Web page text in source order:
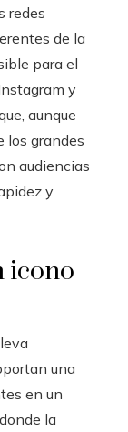
redes
de la
para el
y
aunque
los grandes
audiencias
y
icono
una
en un
la